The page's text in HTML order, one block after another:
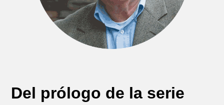
Del prólogo de la serie